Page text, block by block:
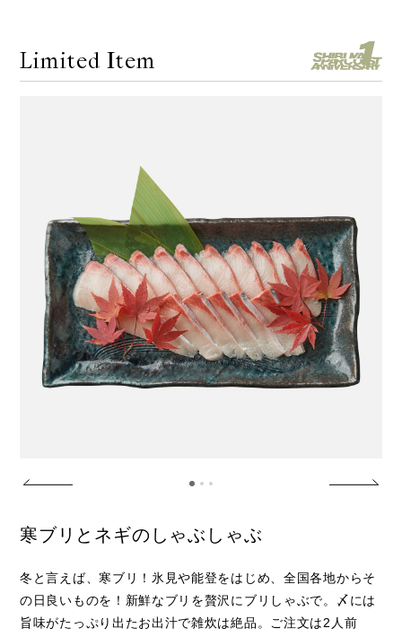
Limited Item
寒ブリとネギのしゃぶしゃぶ
冬と言えば、寒ブリ！氷見や能登をはじめ、全国各地からそ
の日良いものを！新鮮なブリを贅沢にブリしゃぶで。〆には
旨味がたっぷり出たお出汁で雑炊は絶品。ご注文は2人前